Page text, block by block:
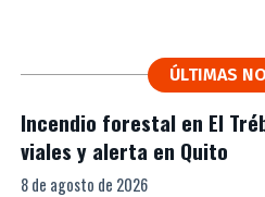
ÚLTIMAS
Incendio forestal en El
viales y alerta en Quito
8 de agosto de 2026